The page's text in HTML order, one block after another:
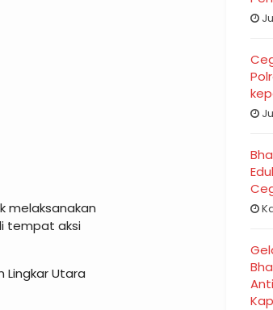
melaksanakan
tempat aksi
Lingkar Utara